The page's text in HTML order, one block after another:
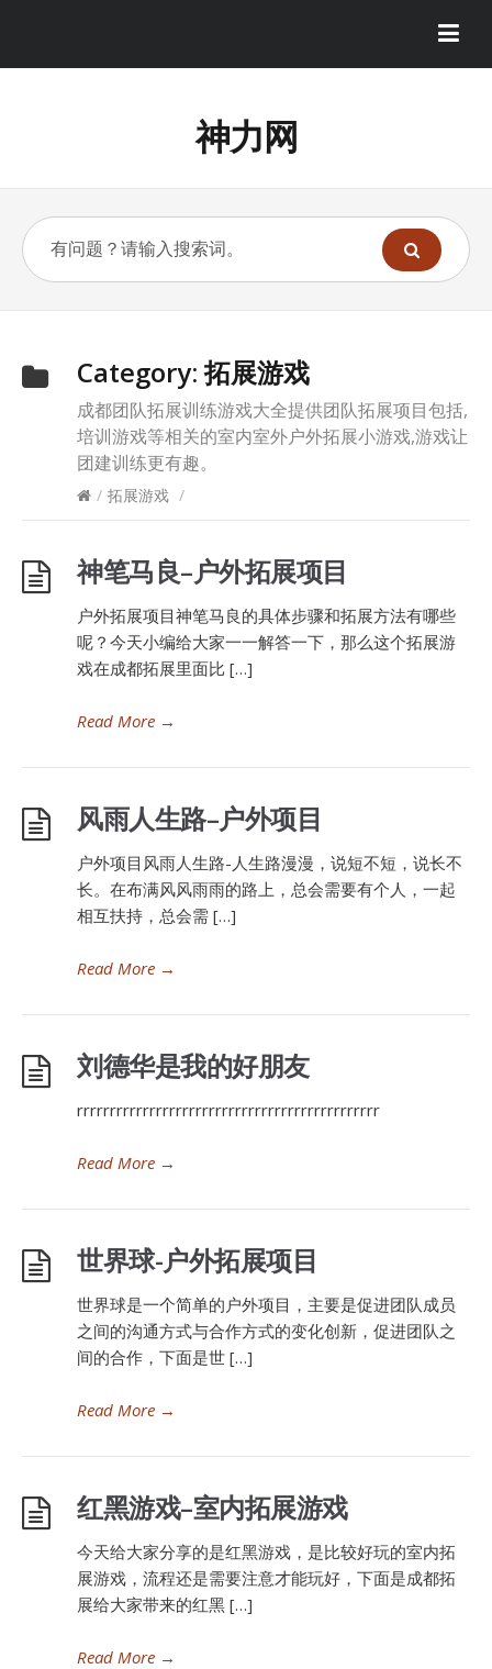
神力网
Category:拓展游戏
成都团队拓展训练游戏大全提供团队拓展项目包括,
培训游戏等相关的室内室外户外拓展小游戏,游戏让
团建训练更有趣。
/ 拓展游戏 /
神笔马良–户外拓展项目
户外拓展项目神笔马良的具体步骤和拓展方法有哪些
呢？今天小编给大家一一解答一下，那么这个拓展游
戏在成都拓展里面比 […]
Read More →
风雨人生路–户外项目
户外项目风雨人生路-人生路漫漫，说短不短，说长不
长。在布满风风雨雨的路上，总会需要有个人，一起
相互扶持，总会需 […]
Read More →
刘德华是我的好朋友
rrrrrrrrrrrrrrrrrrrrrrrrrrrrrrrrrrrrrrrrrrrrrr
Read More →
世界球-户外拓展项目
世界球是一个简单的户外项目，主要是促进团队成员
之间的沟通方式与合作方式的变化创新，促进团队之
间的合作，下面是世 […]
Read More →
红黑游戏–室内拓展游戏
今天给大家分享的是红黑游戏，是比较好玩的室内拓
展游戏，流程还是需要注意才能玩好，下面是成都拓
展给大家带来的红黑 […]
Read More →